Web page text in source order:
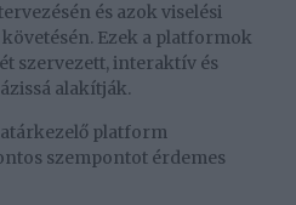
és azok viselési
Ezek a platformok
szervezett, interaktív és
alakítják.
platform
szempontot érdemes